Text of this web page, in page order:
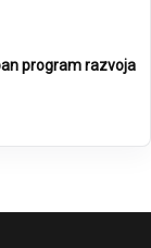
program razvoja